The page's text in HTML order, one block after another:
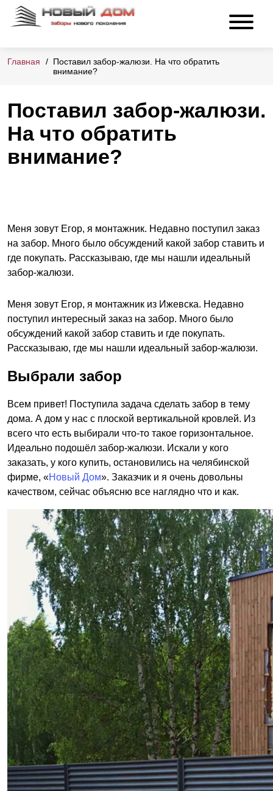
Главная
Поставил забор-жалюзи. На что обратить
внимание?
Поставил забор-жалюзи.
На что обратить
внимание?
Меня зовут Егор, я монтажник. Недавно поступил заказ
на забор. Много было обсуждений какой забор ставить и
где покупать. Рассказываю, где мы нашли идеальный
забор-жалюзи.
Меня зовут Егор, я монтажник из Ижевска. Недавно
поступил интересный заказ на забор. Много было
обсуждений какой забор ставить и где покупать.
Рассказываю, где мы нашли идеальный забор-жалюзи.
Выбрали забор
Всем привет! Поступила задача сделать забор в тему
дома. А дом у нас с плоской вертикальной кровлей. Из
всего что есть выбирали что-то такое горизонтальное.
Идеально подошёл забор-жалюзи. Искали у кого
заказать, у кого купить, остановились на челябинской
фирме, «Новый Дом». Заказчик и я очень довольны
качеством, сейчас объясню все наглядно что и как.